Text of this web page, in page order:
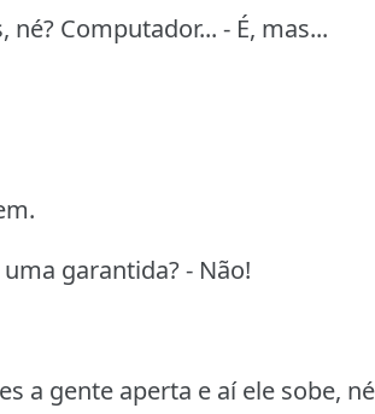
né? Computador... - É, mas...
garantida? - Não!
a gente aperta e aí ele sobe,